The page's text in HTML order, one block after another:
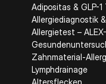
Adipositas & GLP-1
Allergiediagnostik
Allergietest –
Zahnmaterial-
Lymphdrainage
Altersflecken